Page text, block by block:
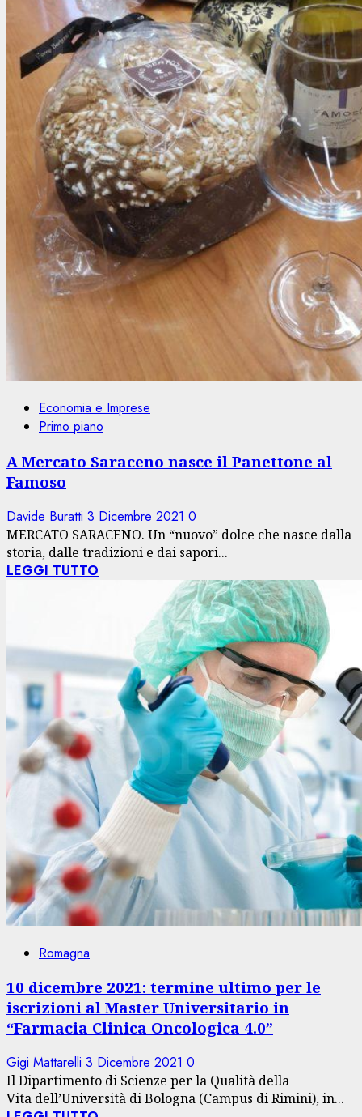
Economia e Imprese
Primo piano
A Mercato Saraceno nasce il Panettone al
Famoso
Davide Buratti 3 Dicembre 2021 0
MERCATO SARACENO. Un “nuovo” dolce che nasce dalla
storia, dalle tradizioni e dai sapori...
LEGGI TUTTO
Romagna
10 dicembre 2021: termine ultimo per le
iscrizioni al Master Universitario in
“Farmacia Clinica Oncologica 4.0”
Gigi Mattarelli 3 Dicembre 2021 0
Il Dipartimento di Scienze per la Qualità della
Vita dell’Università di Bologna (Campus di Rimini), in...